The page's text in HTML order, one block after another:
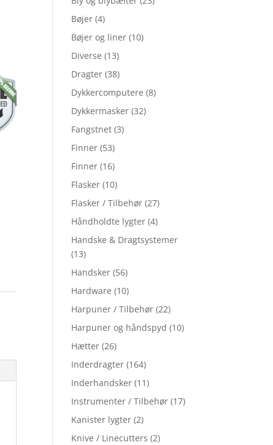
Bøjer (4)
Bøjer og liner (10)
Diverse (13)
Dragter (38)
Dykkercomputere (8)
Dykkermasker (32)
Fangstnet (3)
Finner (53)
Finner (16)
Flasker (10)
Flasker / Tilbehør (27)
Håndholdte lygter (4)
Handske & Dragtsystemer
(13)
Handsker (56)
Hardware (10)
Harpuner / Tilbehør (22)
Harpuner og håndspyd (10)
Hætter (26)
Inderdragter (164)
Inderhandsker (11)
Instrumenter / Tilbehør (17)
Kanister lygter (2)
Knive / Linecutters (2)